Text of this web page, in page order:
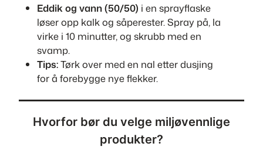
Eddik og vann (50/50) i en sprayflaske
løser opp kalk og såperester. Spray på, la
virke i 10 minutter, og skrubb med en
svamp.
Tips:Tørk over med en nal etter dusjing
for å forebygge nye flekker.
Hvorfor bør du velge miljøvennlige
produkter?